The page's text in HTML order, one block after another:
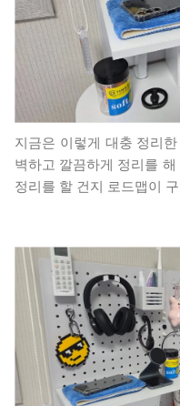
지금은 이렇게 대충 정리
벽하고 깔끔하게 정리를
정리를 할 건지 로드맵이